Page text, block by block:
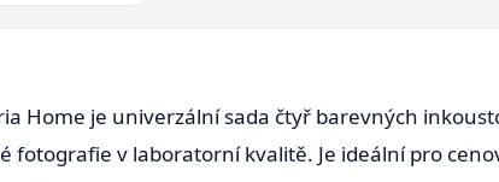
Home je univerzální sada čtyř barevných
fotografie v laboratorní kvalitě. Je ideální pro